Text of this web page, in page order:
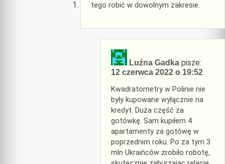
tego robić w dowolnym zakresie.
Luźna Gadka pisze:
12 czerwca 2022 o 19:52
Kwadratometry w Polinie nie
były kupowane wyłącznie na
kredyt. Duża część za
gotówkę. Sam kupiłem 4
apartamenty za gotówę w
poprzednim roku. Po za tym 3
mln Ukraińców zrobiło robotę,